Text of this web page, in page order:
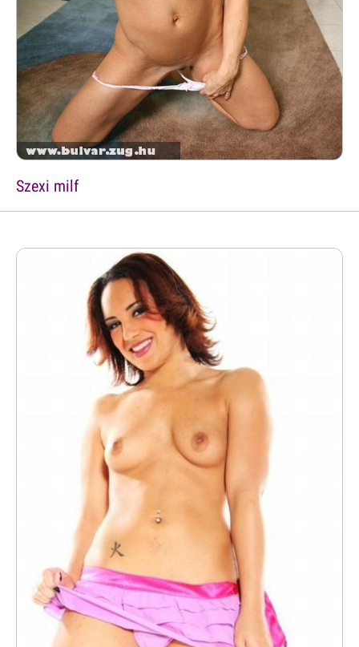
Szexi milf